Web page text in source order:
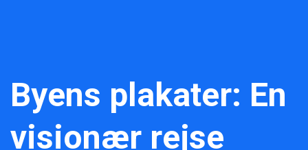
Byens plakater: En
visionær rejse